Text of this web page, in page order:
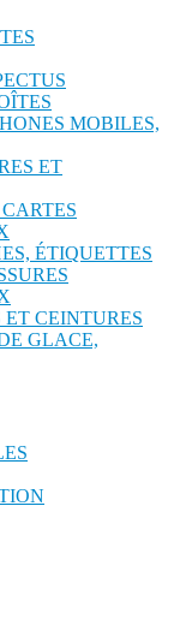
MOBILES,
ET
ÉTIQUETTES
CEINTURES
GLACE,